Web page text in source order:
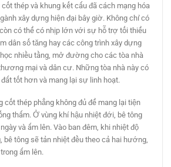
thép và khung kết cấu đã cách mạng hóa
xây dựng hiện đại bây giờ. Không chỉ có
có thể có nhịp lớn với sự hỗ trợ tối thiểu
dân số tăng hay các công trình xây dựng
nhiều tầng, mở đường cho các tòa nhà
mại và dân cư. Những tòa nhà này có
tốt hơn và mang lại sự linh hoạt.
cốt thép phẳng không đủ để mang lại tiện
thấm. Ở vùng khí hậu nhiệt đới, bê tông
và ấm lên. Vào ban đêm, khi nhiệt độ
bê tông sẽ tản nhiệt đều theo cả hai hướng,
ấm lên.